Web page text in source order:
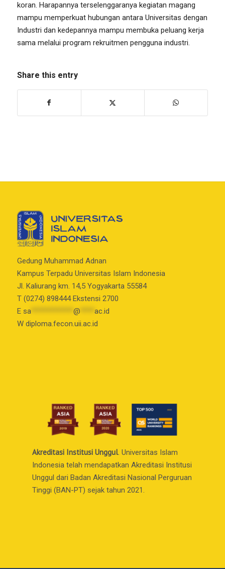
koran. Harapannya terselenggaranya kegiatan magang
mampu memperkuat hubungan antara Universitas dengan
Industri dan kedepannya mampu membuka peluang kerja
sama melalui program rekruitmen pengguna industri.
Share this entry
Gedung Muhammad Adnan
Kampus Terpadu Universitas Islam Indonesia
Jl. Kaliurang km. 14,5 Yogyakarta 55584
T (0274) 898444 Ekstensi 2700
E sa************ @
ac.id
W diploma.fecon.uii.ac.id
Akreditasi Institusi Unggul. Universitas Islam
Indonesia telah mendapatkan Akreditasi Institusi
Unggul dari Badan Akreditasi Nasional Perguruan
Tinggi (BAN-PT) sejak tahun 2021.